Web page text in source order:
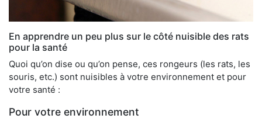
En apprendre un peu plus sur le côté nuisible des rats
pour la santé
Quoi qu’on dise ou qu’on pense, ces rongeurs (les rats, les
souris, etc.) sont nuisibles à votre environnement et pour
votre santé :
Pour votre environnement